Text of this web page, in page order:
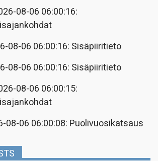
08-06 06:00:16:
08-06 06:00:16: Sisäpiiritieto
08-06 06:00:16: Sisäpiiritieto
08-06 06:00:15:
08-06 06:00:08: Puolivuosikatsaus